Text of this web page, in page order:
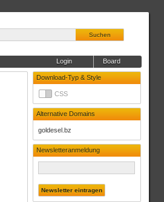
Suchen
Board
Login
Download-Typ & Style
CSS
Alternative Domains
goldesel.bz
Newsletteranmeldung